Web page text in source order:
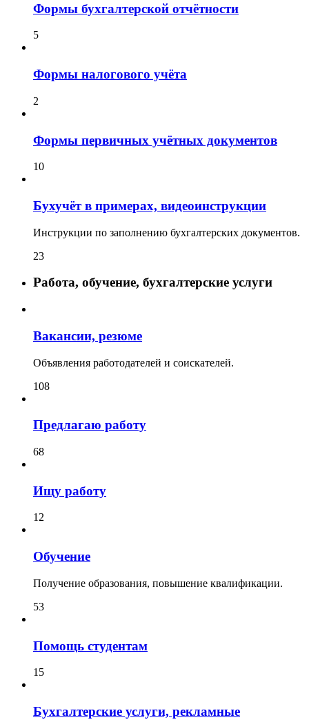
Формы бухгалтерской отчётности
5
Формы налогового учёта
2
Формы первичных учётных документов
10
Бухучёт в примерах, видеоинструкции
Инструкции по заполнению бухгалтерских документов.
23
Работа, обучение, бухгалтерские услуги
Вакансии, резюме
Объявления работодателей и соискателей.
108
Предлагаю работу
68
Ищу работу
12
Обучение
Получение образования, повышение квалификации.
53
Помощь студентам
15
Бухгалтерские услуги, рекламные